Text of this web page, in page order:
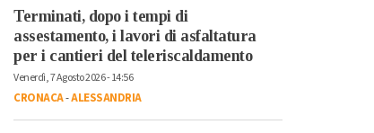
Terminati, dopo i tempi di
assestamento, i lavori di asfaltatura
per i cantieri del teleriscaldamento
Venerdì, 7 Agosto 2026 - 14:56
CRONACA-ALESSANDRIA